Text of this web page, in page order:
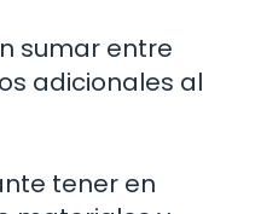
sumar entre
adicionales al
tener en